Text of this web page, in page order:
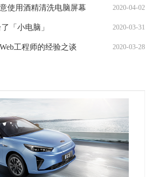
2020-04-02
使用酒精清洗电脑屏幕
2020-03-31
「小电脑」
2020-03-28
工程师的经验之谈